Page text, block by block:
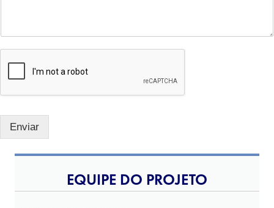
Enviar
EQUIPE DO PROJETO